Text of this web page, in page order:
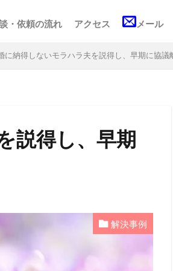
・依頼の流れ アクセス メール
に納得しないモラハラ夫を説得し、早期に協議
説得し、早期
解決事例